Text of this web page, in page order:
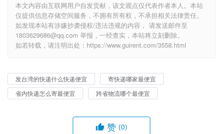
本文内容由互联网用户自发贡献，该文观点仅代表作者本人。本站
仅提供信息存储空间服务，不拥有所有权，不承担相关法律责任。
如发现本站有涉嫌抄袭侵权/违法违规的内容， 请发送邮件至
1803629686@qq.com 举报，一经查实，本站将立刻删除。
如若转载，请注明出处：https://www.guirent.com/3558.html
发台湾的快递什么快递便宜
寄快递哪家最便宜
省内快递怎么寄最便宜
跨省物流哪个最便宜
赞 (0)